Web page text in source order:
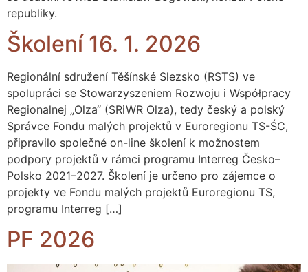
republiky.
Školení 16. 1. 2026
Regionální sdružení Těšínské Slezsko (RSTS) ve
spolupráci se Stowarzyszeniem Rozwoju i Współpracy
Regionalnej „Olza“ (SRiWR Olza), tedy český a polský
Správce Fondu malých projektů v Euroregionu TS-ŚC,
připravilo společné on-line školení k možnostem
podpory projektů v rámci programu Interreg Česko–
Polsko 2021–2027. Školení je určeno pro zájemce o
projekty ve Fondu malých projektů Euroregionu TS,
programu Interreg […]
PF 2026